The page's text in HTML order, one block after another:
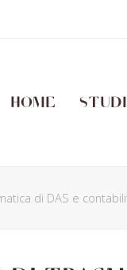
Home
di DAS e